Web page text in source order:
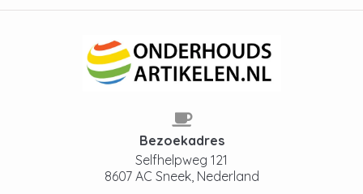
Bezoekadres
Selfhelpweg 121
8607 AC Sneek, Nederland